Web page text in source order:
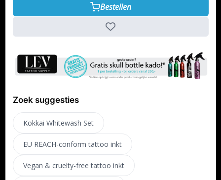
Bestellen
Zoek suggesties
Kokkai Whitewash Set
EU REACH-conform tattoo inkt
Vegan & cruelty-free tattoo inkt